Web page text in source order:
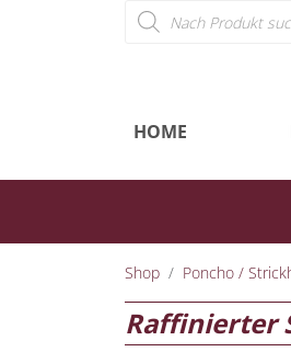
Products search
HOME
Shop Poncho /
Raffinierter